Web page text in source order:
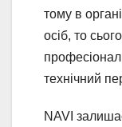
тому в
осіб, то
технічний
NAVI